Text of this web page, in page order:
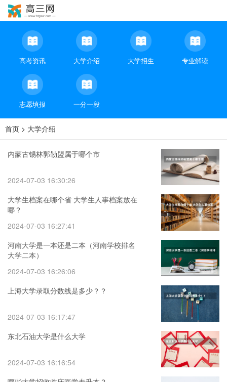
高考资讯 大学介绍 大学招生 专业解读
志愿填报 一分一段
首页 > 大学介绍
内蒙古锡林郭勒盟属于哪个市
2024-07-03 16:30:26
大学生档案在哪个省 大学生人事档案放在
哪？
2024-07-03 16:27:41
河南大学是一本还是二本（河南学校排名
大学二本）
2024-07-03 16:26:06
上海大学录取分数线是多少？？
2024-07-03 16:17:47
东北石油大学是什么大学
2024-07-03 16:16:54